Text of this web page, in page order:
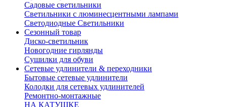
Садовые светильники
Светильники с люминесцентными лампами
Светодиодные Светильники
Сезонный товар
Диско-светильник
Новогодние гирлянды
Сушилки для обуви
Сетевые удлинители & переходники
Бытовые сетевые удлинители
Колодки для сетевых удлинителей
Ремонтно-монтажные
НА КАТУШКЕ